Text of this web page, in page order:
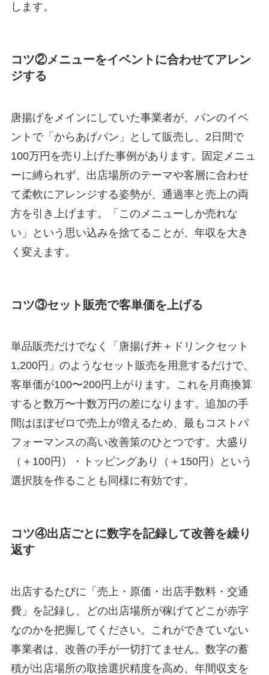
します。
コツ②メニューをイベントに合わせてアレン
ジする
唐揚げをメインにしていた事業者が、パンのイベ
ントで「からあげパン」として販売し、2日間で
100万円を売り上げた事例があります。固定メニュ
ーに縛られず、出店場所のテーマや客層に合わせ
て柔軟にアレンジする姿勢が、通過率と売上の両
方を引き上げます。「このメニューしか売れな
い」という思い込みを捨てることが、年収を大き
く変えます。
コツ③セット販売で客単価を上げる
単品販売だけでなく「唐揚げ丼＋ドリンクセット
1,200円」のようなセット販売を用意するだけで、
客単価が100〜200円上がります。これを月商換算
すると数万〜十数万円の差になります。追加の手
間はほぼゼロで売上が増えるため、最もコストパ
フォーマンスの高い改善策のひとつです。大盛り
（＋100円）・トッピングあり（＋150円）という
選択肢を作ることも同様に有効です。
コツ④出店ごとに数字を記録して改善を繰り
返す
出店するたびに「売上・原価・出店手数料・交通
費」を記録し、どの出店場所が稼げてどこが赤字
なのかを把握してください。これができていない
事業者は、改善の手が一切打てません。数字の蓄
積が出店場所の取捨選択精度を高め、年間収支を